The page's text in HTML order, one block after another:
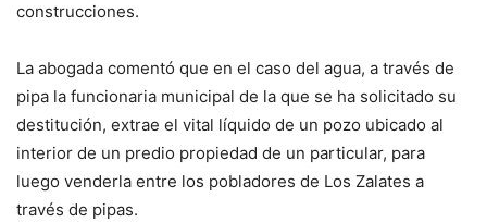
construcciones.
La abogada comentó que en el caso del agua, a través de
pipa la funcionaria municipal de la que se ha solicitado su
destitución, extrae el vital líquido de un pozo ubicado al
interior de un predio propiedad de un particular, para
luego venderla entre los pobladores de Los Zalates a
través de pipas.